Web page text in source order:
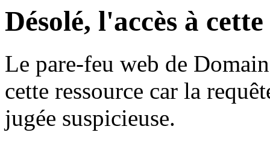
Désolé, l'accès à
Le pare-feu web de
cette ressource car la
jugée suspicieuse.